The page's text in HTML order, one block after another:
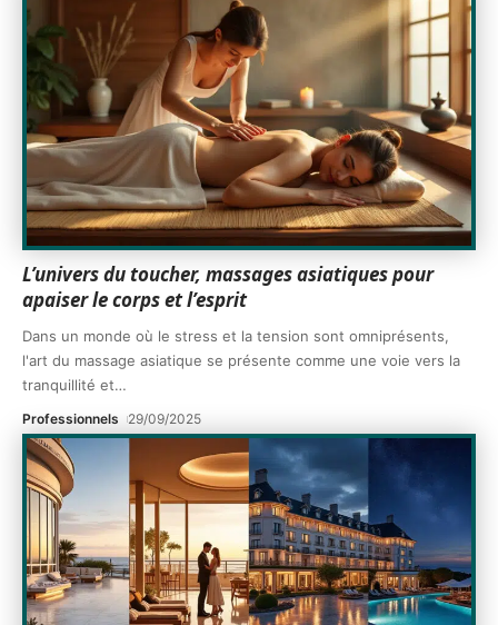
L’univers du toucher, massages asiatiques pour
apaiser le corps et l’esprit
Dans un monde où le stress et la tension sont omniprésents,
l'art du massage asiatique se présente comme une voie vers la
tranquillité et…
Professionnels 29/09/2025